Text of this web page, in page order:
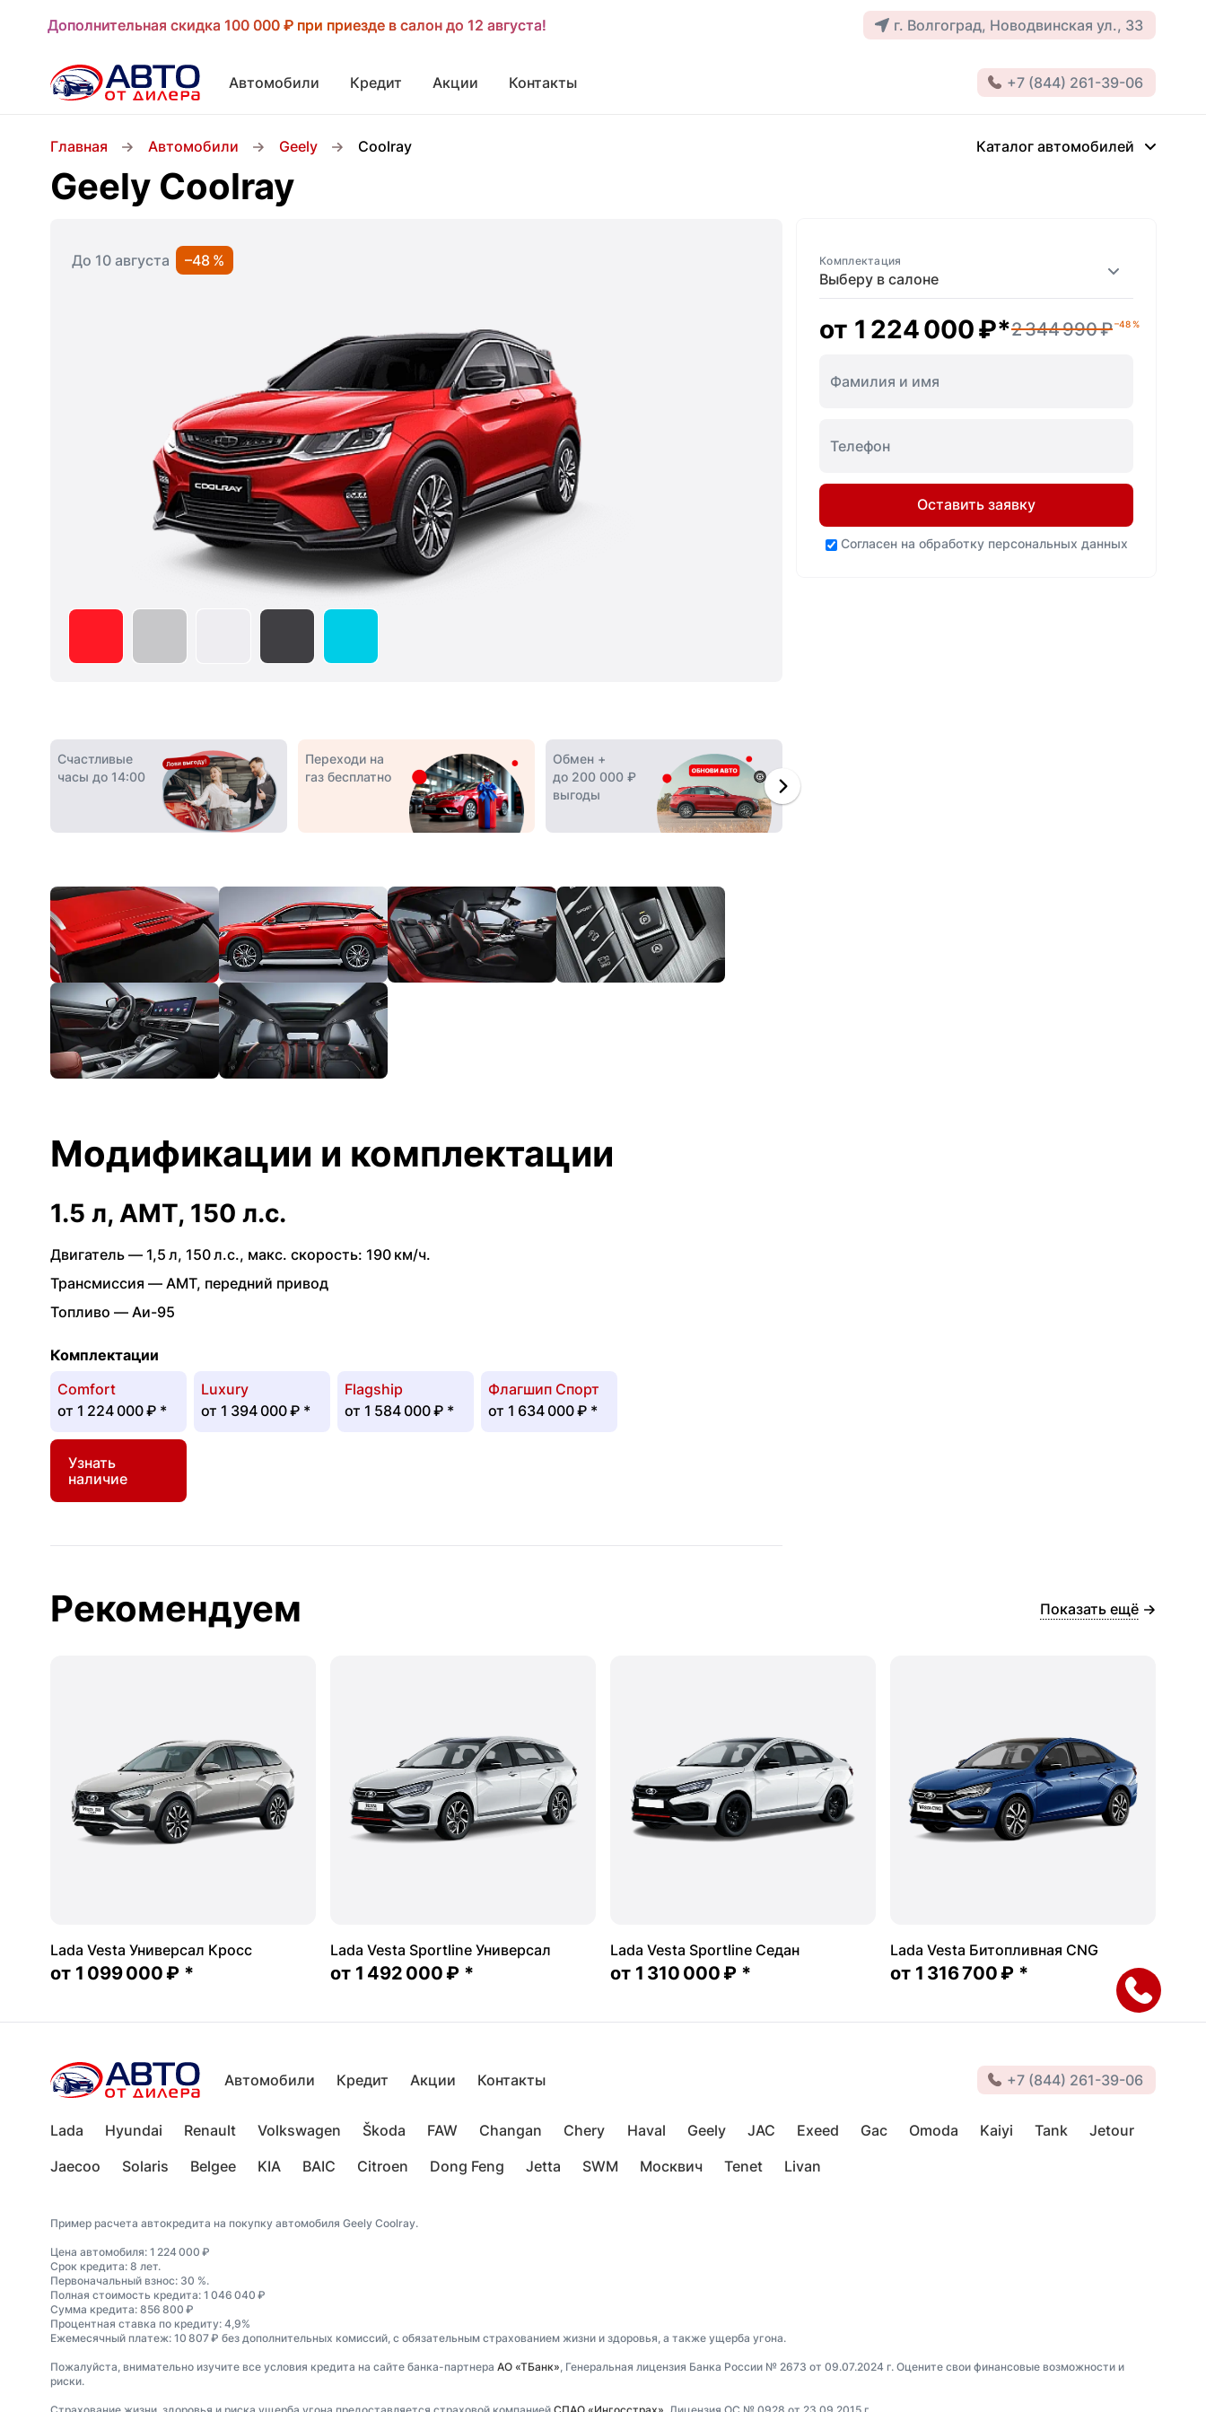
Дополнительная скидка 100 000 ₽ при приезде в салон до 12 августа!
Дополнительная скидка 100 000 ₽ при приезде в салон до 12 августа! г. Волгоград, Новодвинская ул., 33
Автомобили Кредит Акции Контакты +7 (844) 261-39-06
Главная Автомобили Geely Coolray Каталог автомобилей
Geely Coolray
До 10 августа
–48 %
Выберу в салоне
Комплектация
от 1 224 000 ₽*2 344 990 ₽–48 %
Оставить заявку
Согласен на обработку персональных данных
Счастливые
часы до 14:00
Переходи на
газ бесплатно
Обмен +
до 200 000 ₽
выгоды
Модификации и комплектации
1.5 л, AMT, 150 л.с.
Двигатель — 1,5 л, 150 л.с., макс. скорость: 190 км/ч.
Трансмиссия — AMT, передний привод
Топливо — Аи-95
Комплектации
Comfort
от 1 224 000 ₽ *
Luxury
от 1 394 000 ₽ *
Flagship
от 1 584 000 ₽ *
Флагшип Спорт
от 1 634 000 ₽ *
Узнать
наличие
Рекомендуем Показать ещё
Lada Vesta Универсал Кросс
от 1 099 000 ₽ *
Lada Vesta Sportline Универсал
от 1 492 000 ₽ *
Lada Vesta Sportline Седан
от 1 310 000 ₽ *
Lada Vesta Битопливная CNG
от 1 316 700 ₽ *
Автомобили Кредит Акции Контакты +7 (844) 261-39-06
Lada Hyundai Renault Volkswagen Škoda FAW Changan Chery Haval Geely JAC Exeed Gac Omoda Kaiyi Tank
Jetour
Jaecoo
Solaris Belgee KIA BAIC Citroen Dong Feng Jetta SWM Москвич Tenet Livan
Пример расчета автокредита на покупку автомобиля Geely Coolray.
Цена автомобиля: 1 224 000 ₽
Срок кредита: 8 лет.
Первоначальный взнос: 30 %.
Полная стоимость кредита: 1 046 040 ₽
Сумма кредита: 856 800 ₽
Процентная ставка по кредиту: 4,9%
Ежемесячный платеж: 10 807 ₽ без дополнительных комиссий, с обязательным страхованием жизни и здоровья, а также ущерба угона.
Пожалуйста, внимательно изучите все условия кредита на сайте банка-партнера АО «ТБанк» , Генеральная лицензия Банка России № 2673 от 09.07.2024 г. Оцените свои финансовые возможности и
риски.